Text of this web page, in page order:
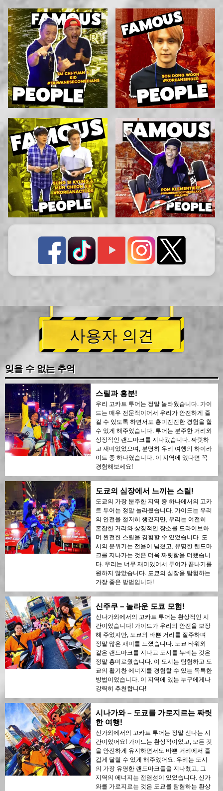
사용자 의견
잊을 수 없는 추억
스릴과 흥분!
우리 고카트 투어는 정말 놀라웠습니다. 가이
드는 매우 전문적이어서 우리가 안전하게 즐
길 수 있도록 하면서도 흥미진진한 경험을 할
수 있게 해주었습니다. 투어는 분주한 거리와
상징적인 랜드마크를 지나갔습니다. 짜릿하
고 재미있었으며, 분명히 우리 여행의 하이라
이트 중 하나였습니다. 이 지역에 있다면 꼭
경험해보세요!
도쿄의 심장에서 느끼는 스릴!
도쿄의 가장 분주한 지역 중 하나에서의 고카
트 투어는 정말 놀라웠습니다. 가이드는 우리
의 안전을 철저히 챙겼지만, 우리는 여전히
혼잡한 거리와 상징적인 장소를 드라이브하
며 완전한 스릴을 경험할 수 있었습니다. 도
시의 분위기는 전율이 넘쳤고, 유명한 랜드마
크를 지나가는 것은 더욱 짜릿함을 더했습니
다. 우리는 너무 재미있어서 투어가 끝나기를
원하지 않았습니다. 도쿄의 심장을 탐험하는
가장 좋은 방법입니다!
신주쿠 – 놀라운 도쿄 모험!
신나가와에서의 고카트 투어는 환상적인 시
간이었습니다! 가이드가 우리의 안전을 보장
해 주었지만, 도쿄의 바쁜 거리를 질주하며
정말 많은 재미를 느꼈습니다. 도쿄 타워와
같은 랜드마크를 지나고 도시를 누비는 것은
정말 흥미로웠습니다. 이 도시는 탐험하고 도
쿄의 활기찬 에너지를 경험할 수 있는 독특한
방법이었습니다. 이 지역에 있는 누구에게나
강력히 추천합니다!
시나가와 – 도쿄를 가로지르는 짜릿
한 여행!
신가와에서의 고카트 투어는 정말 신나는 시
간이었어요! 가이드는 환상적이었고, 모든 것
을 안전하게 유지하면서도 바쁜 거리에서 즐
겁게 달릴 수 있게 해주었어요. 우리는 도시
의 가장 유명한 랜드마크들을 지나쳤고, 그
지역의 에너지는 전염성이 있었습니다. 신가
와를 가로지르는 것은 도쿄를 탐험하는 환상